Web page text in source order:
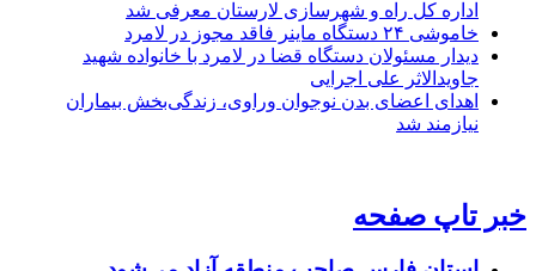
اداره کل راه و شهرسازی لارستان معرفی شد
خاموشی ۲۴ دستگاه ماینر فاقد مجوز در لامرد
دیدار مسئولان دستگاه قضا در لامرد با خانواده شهید
جاویدالاثر علی اجرایی
اهدای اعضای بدن نوجوان وراوی، زندگی‌بخش بیماران
نیازمند شد
خبر تاپ صفحه